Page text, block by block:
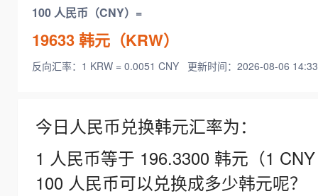
100 人民币（CNY）=
19633韩元（KRW）
反向汇率：1 KRW = 0.0051 CNY 更新时间：2026-08-06
今日人民币兑换韩元汇率为：
1 人民币等于 196.3300 韩元（1
100 人民币可以兑换成多少韩元呢？